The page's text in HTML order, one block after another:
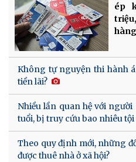
ép
Không tự nguyện thi hành
tiền lãi?
Nhiều lần quan hệ với người
tuổi, bị truy cứu bao nhiêu tội
Theo quy định mới, những
được thuê nhà ở xã hội?